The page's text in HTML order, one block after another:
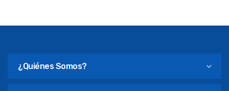
¿Quiénes Somos?